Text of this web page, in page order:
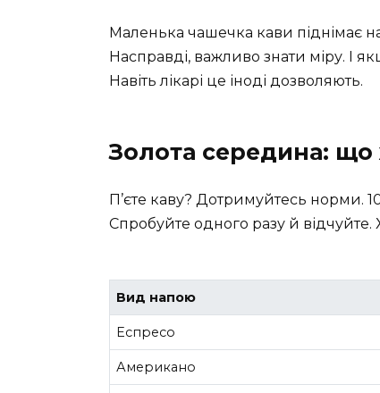
Маленька чашечка кави піднімає
Насправді, важливо знати міру. І
Навіть лікарі це іноді дозволяють.
Золота середина: що
П’єте каву? Дотримуйтесь норми.
Спробуйте одного разу й
Вид напою
Еспресо
Американо